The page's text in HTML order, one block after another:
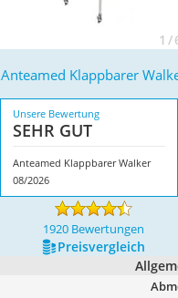
1 /
Anteamed Klappbarer
Unsere Bewertung
SEHR GUT
Anteamed Klappbarer Walker
08/2026
1920 Bewertungen
Preis­vergleich